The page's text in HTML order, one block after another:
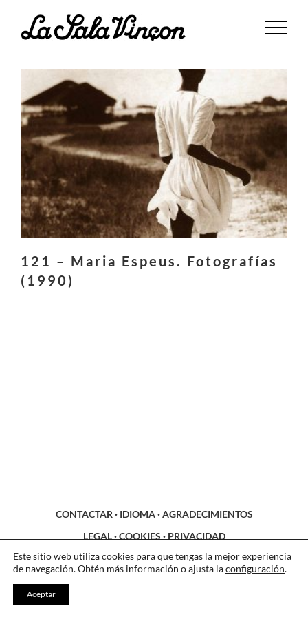
121 – Maria Espeus. Fotografías
(1990)
CONTACTAR · IDIOMA·AGRADECIMIENTOS
LEGAL·COOKIES · PRIVACIDAD
Este sitio web utiliza cookies para que tengas la mejor experiencia
de navegación. Obtén más información o ajusta laconfiguración.
Aceptar